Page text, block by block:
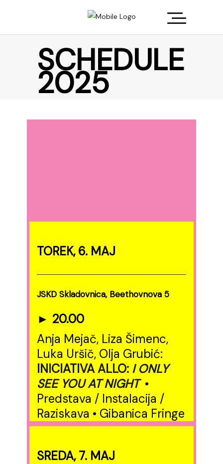
SCHEDULE
2025
TOREK, 6. MAJ
JSKD Skladovnica, Beethovnova 5
► 20.00
Anja Mejač, Liza Šimenc,
Luka Uršič, Olja Grubić:
INICIATIVA ALLO: I ONLY
SEE YOU AT NIGHT •
Predstava / Instalacija /
Raziskava • Gibanica Fringe
SREDA, 7. MAJ